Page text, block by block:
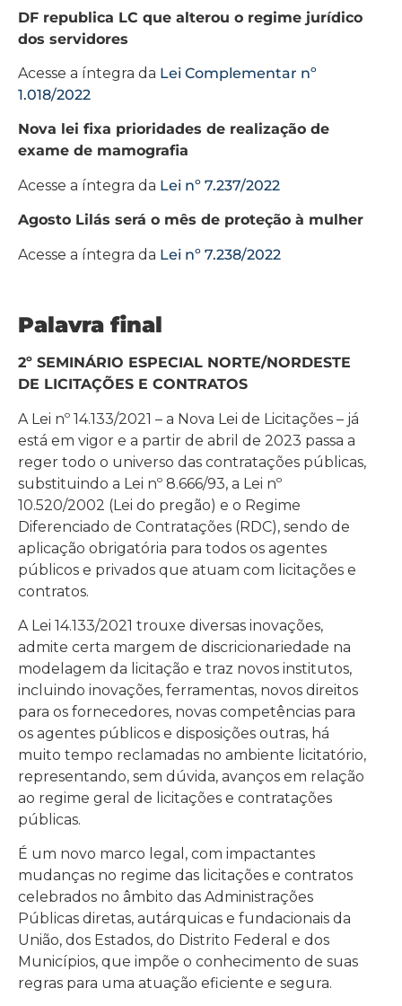
DF republica LC que alterou o regime jurídico
dos servidores
Acesse a íntegra da Lei Complementar nº
1.018/2022
Nova lei fixa prioridades de realização de
exame de mamografia
Acesse a íntegra da Lei nº 7.237/2022
Agosto Lilás será o mês de proteção à mulher
Acesse a íntegra da Lei nº 7.238/2022
Palavra final
2º SEMINÁRIO ESPECIAL NORTE/NORDESTE
DE LICITAÇÕES E CONTRATOS
A Lei nº 14.133/2021 – a Nova Lei de Licitações – já
está em vigor e a partir de abril de 2023 passa a
reger todo o universo das contratações públicas,
substituindo a Lei nº 8.666/93, a Lei nº
10.520/2002 (Lei do pregão) e o Regime
Diferenciado de Contratações (RDC), sendo de
aplicação obrigatória para todos os agentes
públicos e privados que atuam com licitações e
contratos.
A Lei 14.133/2021 trouxe diversas inovações,
admite certa margem de discricionariedade na
modelagem da licitação e traz novos institutos,
incluindo inovações, ferramentas, novos direitos
para os fornecedores, novas competências para
os agentes públicos e disposições outras, há
muito tempo reclamadas no ambiente licitatório,
representando, sem dúvida, avanços em relação
ao regime geral de licitações e contratações
públicas.
É um novo marco legal, com impactantes
mudanças no regime das licitações e contratos
celebrados no âmbito das Administrações
Públicas diretas, autárquicas e fundacionais da
União, dos Estados, do Distrito Federal e dos
Municípios, que impõe o conhecimento de suas
regras para uma atuação eficiente e segura.